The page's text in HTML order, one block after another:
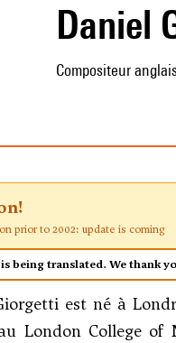
Compositeur
prior to 2002: update is coming
being translated. We thank
est né à
London College